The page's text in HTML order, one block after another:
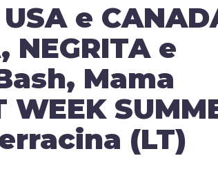
e
NEGRITA e
Mama
(LT)